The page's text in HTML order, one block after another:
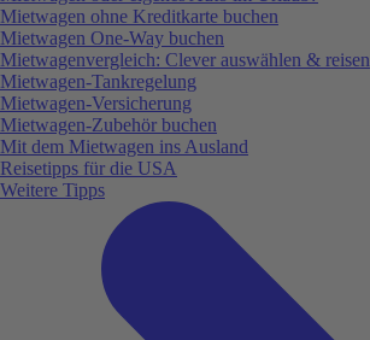
Mietwagen ohne Kreditkarte buchen
Mietwagen One-Way buchen
Mietwagenvergleich: Clever auswählen & reisen
Mietwagen-Tankregelung
Mietwagen-Versicherung
Mietwagen-Zubehör buchen
Mit dem Mietwagen ins Ausland
Reisetipps für die USA
Weitere Tipps